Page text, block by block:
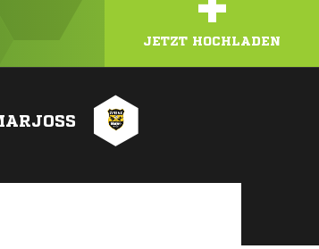
JETZT HOCHLADEN